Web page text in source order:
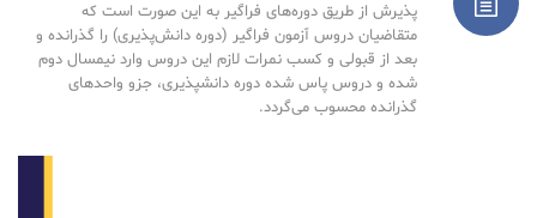
پذیرش از طریق دوره‌های فراگیر به این صورت است که
متقاضیان دروس آزمون فراگیر (دوره دانش‌پذیری) را گذرانده و
بعد از قبولی و کسب نمرات لازم این دروس وارد نیمسال دوم
شده و دروس پاس شده دوره دانشپذیری، جزو واحدهای
گذرانده محسوب می‌گردد.